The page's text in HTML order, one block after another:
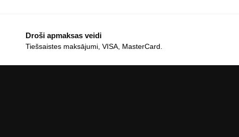
Droši apmaksas veidi
Tiešsaistes maksājumi, VISA, MasterCard.